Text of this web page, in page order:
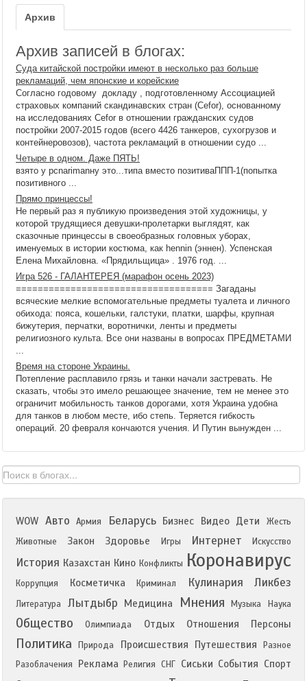
Архив
Архив записей в блогах:
Суда китайской постройки имеют в несколько раз больше
рекламаций, чем японские и корейские
Согласно годовому докладу , подготовленному Ассоциацией
страховых компаний скандинавских стран (Cefor), основанному
на исследованиях Cefor в отношении гражданских судов
постройки 2007-2015 годов (всего 4426 танкеров, сухогрузов и
контейнеровозов), частота рекламаций в отношении судо ...
Четыре в одном. Даже ПЯТЬ!
взято у pcnarimanну это...типа вместо позитиваППП-1(попытка
позитивного ...
Прямо принцессы!
Не первый раз я публикую произведения этой художницы, у
которой трудящиеся девушки-пролетарки выглядят, как
сказочные принцессы в своеобразных головных уборах,
именуемых в истории костюма, как hennin (эннен). Успенская
Елена Михайловна. «Прядильщица» . 1976 год. ...
Игра 526 - ГАЛАНТЕРЕЯ (марафон осень 2023)
==================================== Загаданы
всяческие мелкие вспомогательные предметы туалета и личного
обихода: пояса, кошельки, галстуки, платки, шарфы, крупная
бижутерия, перчатки, воротнички, ленты и предметы
религиозного культа. Все они названы в вопросах ПРЕДМЕТАМИ
Время на стороне Украины.
Потепление расплавило грязь и танки начали застревать. Не
сказать, чтобы это имело решающее значение, тем не менее это
ограничит мобильность танков дорогами, хотя Украина удобна
для танков в любом месте, ибо степь. Теряется гибкость
операций. 20 февраля кончаются учения. И Путин вынужден ...
WOW Авто Армия Беларусь Бизнес Видео Дети
Жесть
Животные
Закон Здоровье Игры Интернет Искусство
История Казахстан Кино Конфликты Коронавирус
Коррупция Косметичка Криминал Кулинария Ликбез
Литература Лытдыбр Медицина Мнения Музыка Наука
Общество Олимпиада Отдых Отношения Персоны
Политика Природа Происшествия Путешествия
Разное
Разоблачения
Реклама Религия СНГ Сиськи События Спорт